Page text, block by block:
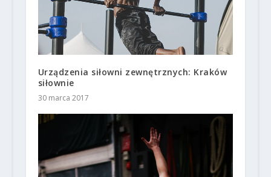
Urządzenia siłowni zewnętrznych: Kraków
siłownie
30 marca 2017